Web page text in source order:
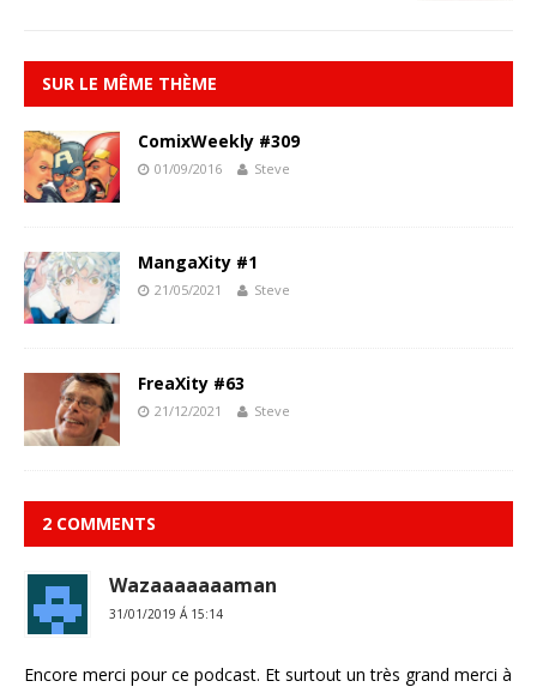
SUR LE MÊME THÈME
ComixWeekly #309
01/09/2016 Steve
MangaXity #1
21/05/2021 Steve
FreaXity #63
21/12/2021 Steve
2 COMMENTS
Wazaaaaaaaman
31/01/2019 Á 15:14
Encore merci pour ce podcast. Et surtout un très grand merci à